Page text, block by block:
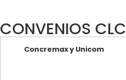
CONVENIOS CLC
Concremax y Unicom